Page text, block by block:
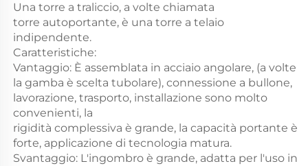
Una torre a traliccio, a volte chiamata
torre autoportante, è una torre a telaio
indipendente.
Caratteristiche:
Vantaggio: È assemblata in acciaio angolare, (a volte
la gamba è scelta tubolare), connessione a bullone,
lavorazione, trasporto, installazione sono molto
convenienti, la
rigidità complessiva è grande, la capacità portante è
forte, applicazione di tecnologia matura.
Svantaggio: L'ingombro è grande, adatta per l'uso in